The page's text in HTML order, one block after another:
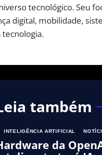
tecnológico. Seu
digital, mobilidade,
também
INTELIGÊNCIA ARTIFICIAL
da